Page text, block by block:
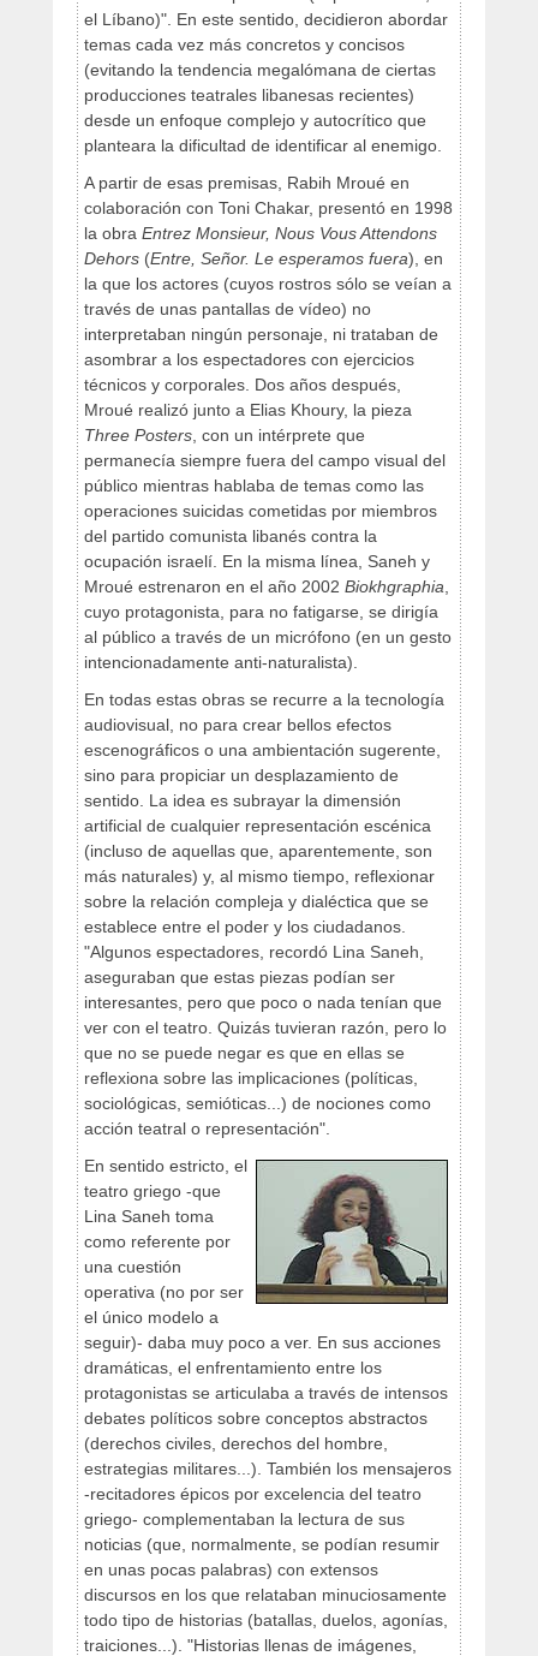
el Líbano)". En este sentido, decidieron abordar
temas cada vez más concretos y concisos
(evitando la tendencia megalómana de ciertas
producciones teatrales libanesas recientes)
desde un enfoque complejo y autocrítico que
planteara la dificultad de identificar al enemigo.
A partir de esas premisas, Rabih Mroué en
colaboración con Toni Chakar, presentó en 1998
la obra Entrez Monsieur, Nous Vous Attendons
Dehors (Entre, Señor. Le esperamos fuera), en
la que los actores (cuyos rostros sólo se veían a
través de unas pantallas de vídeo) no
interpretaban ningún personaje, ni trataban de
asombrar a los espectadores con ejercicios
técnicos y corporales. Dos años después,
Mroué realizó junto a Elias Khoury, la pieza
Three Posters , con un intérprete que
permanecía siempre fuera del campo visual del
público mientras hablaba de temas como las
operaciones suicidas cometidas por miembros
del partido comunista libanés contra la
ocupación israelí. En la misma línea, Saneh y
Mroué estrenaron en el año 2002 Biokhgraphia
cuyo protagonista, para no fatigarse, se dirigía
al público a través de un micrófono (en un gesto
intencionadamente anti-naturalista).
En todas estas obras se recurre a la tecnología
audiovisual, no para crear bellos efectos
escenográficos o una ambientación sugerente,
sino para propiciar un desplazamiento de
sentido. La idea es subrayar la dimensión
artificial de cualquier representación escénica
(incluso de aquellas que, aparentemente, son
más naturales) y, al mismo tiempo, reflexionar
sobre la relación compleja y dialéctica que se
establece entre el poder y los ciudadanos.
"Algunos espectadores, recordó Lina Saneh,
aseguraban que estas piezas podían ser
interesantes, pero que poco o nada tenían que
ver con el teatro. Quizás tuvieran razón, pero lo
que no se puede negar es que en ellas se
reflexiona sobre las implicaciones (políticas,
sociológicas, semióticas...) de nociones como
acción teatral o representación".
En sentido estricto, el
teatro griego -que
Lina Saneh toma
como referente por
una cuestión
operativa (no por ser
el único modelo a
seguir)- daba muy poco a ver. En sus acciones
dramáticas, el enfrentamiento entre los
protagonistas se articulaba a través de intensos
debates políticos sobre conceptos abstractos
(derechos civiles, derechos del hombre,
estrategias militares...). También los mensajeros
-recitadores épicos por excelencia del teatro
griego- complementaban la lectura de sus
noticias (que, normalmente, se podían resumir
en unas pocas palabras) con extensos
discursos en los que relataban minuciosamente
todo tipo de historias (batallas, duelos, agonías,
traiciones...). "Historias llenas de imágenes,